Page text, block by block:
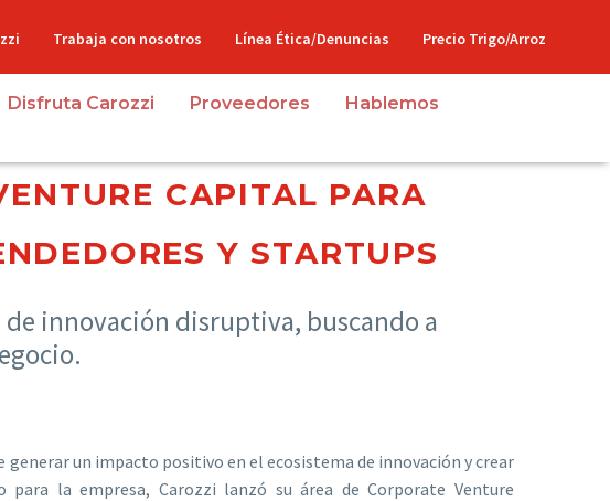
Trabaja con nosotros Línea Ética/Denuncias Precio Trigo/Arroz
Disfruta Carozzi Proveedores
Hablemos
CAPITAL PARA
Y STARTUPS
innovación disruptiva, buscando a
generar un impacto positivo en el ecosistema de innovación y crear
para la empresa, Carozzi lanzó su área de Corporate Venture